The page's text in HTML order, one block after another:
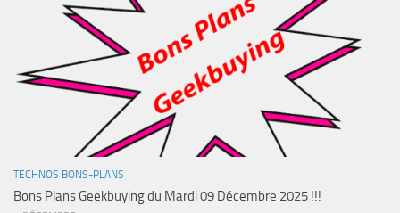
TECHNOS BONS-PLANS
Bons Plans Geekbuying du Mardi 09 Décembre 2025 !!!